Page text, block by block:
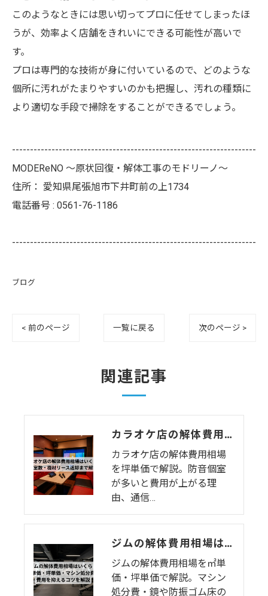
このようなときには思い切ってプロに任せてしまったほ
うが、効率よく店舗をきれいにできる可能性が高いで
す。
プロは専門的な技術が身に付いているので、どのような
個所に汚れがたまりやすいのかも把握し、汚れの種類に
より適切な手段で掃除をすることができるでしょう。
--------------------------------------------------------------------
MODEReNO ～原状回復・解体工事のモドリーノ～
住所： 愛知県尾張旭市下井町前の上1734
電話番号 : 0561-76-1186
--------------------------------------------------------------------
ブログ
< 前のページ 一覧に戻る 次のページ >
関連記事
カラオケ店の解体費用相場はいくら？個室数・機材リース返却まで解説
カラオケ店の解体費用相場
を坪単価で解説。防音個室
が多いと費用が上がる理
由、通信…
ジムの解体費用相場はいくら？㎡単価・坪単価・マシン処分費・費用を抑えるコツを解説
ジムの解体費用相場を㎡単
価・坪単価で解説。マシン
処分費・鏡や防振ゴム床の